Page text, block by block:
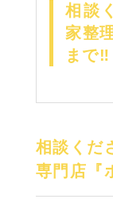
相談
家整
まで‼
相談くだ
専門店『